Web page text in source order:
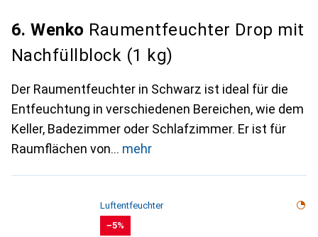
6. Wenko Raumentfeuchter Drop mit
Nachfüllblock (1 kg)
Der Raumentfeuchter in Schwarz ist ideal für die
Entfeuchtung in verschiedenen Bereichen, wie dem
Keller, Badezimmer oder Schlafzimmer. Er ist für
Raumflächen von
mehr
Luftentfeuchter
−5%